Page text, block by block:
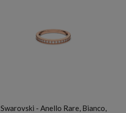
Swarovski - Anello Rare, Bianco,